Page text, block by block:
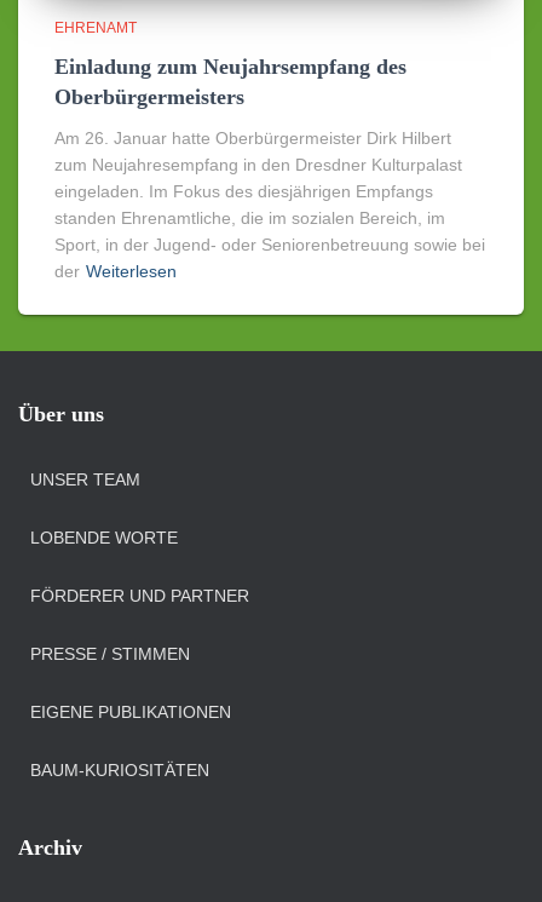
EHRENAMT
Einladung zum Neujahrsempfang des
Oberbürgermeisters
Am 26. Januar hatte Oberbürgermeister Dirk Hilbert
zum Neujahresempfang in den Dresdner Kulturpalast
eingeladen. Im Fokus des diesjährigen Empfangs
standen Ehrenamtliche, die im sozialen Bereich, im
Sport, in der Jugend- oder Seniorenbetreuung sowie bei
der Weiterlesen
Über uns
UNSER TEAM
LOBENDE WORTE
FÖRDERER UND PARTNER
PRESSE / STIMMEN
EIGENE PUBLIKATIONEN
BAUM-KURIOSITÄTEN
Archiv